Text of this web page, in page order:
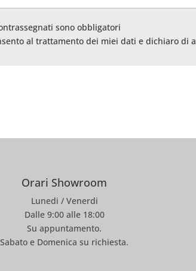
sono obbligatori
al trattamento dei miei dati e dichiaro di
Orari Showroom
Lunedi / Venerdi
Dalle 9:00 alle 18:00
Su appuntamento.
Sabato e Domenica su richiesta.